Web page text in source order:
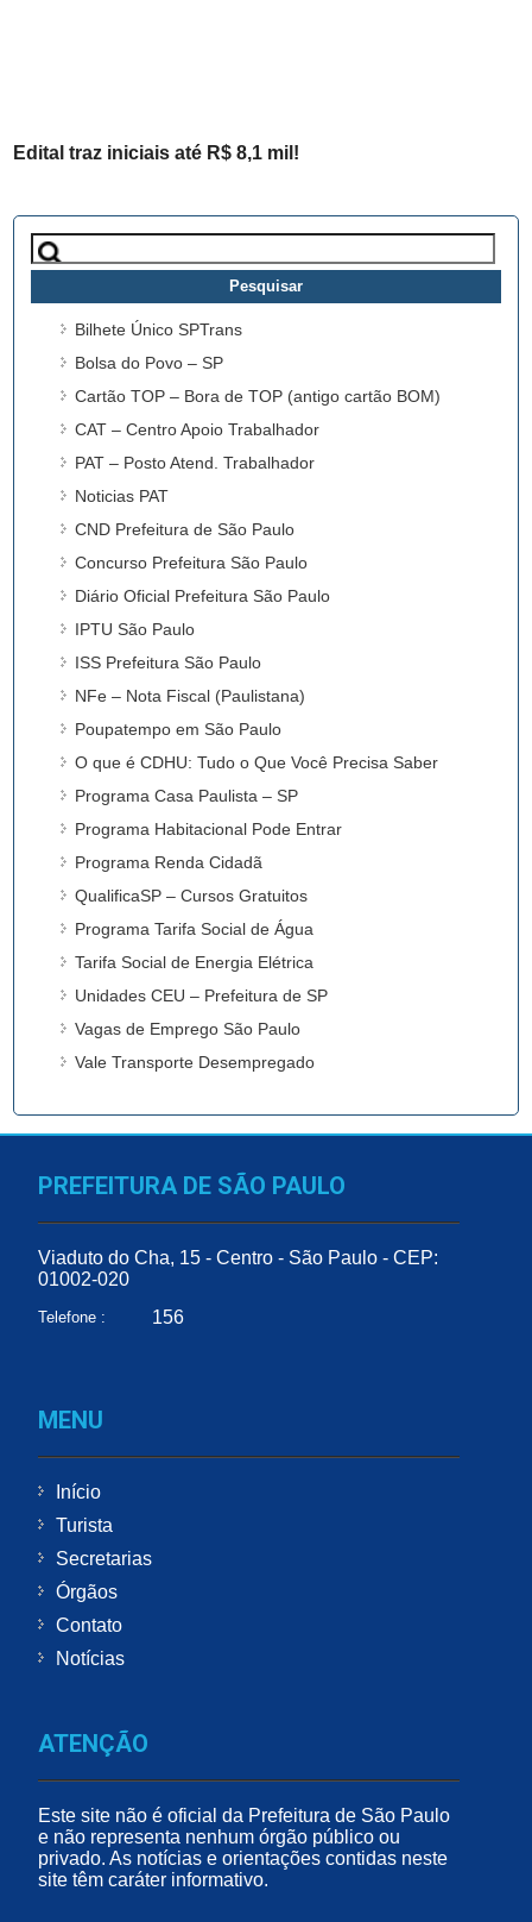
Edital traz iniciais até R$ 8,1 mil!
Pesquisar
por:
Bilhete Único SPTrans
Bolsa do Povo – SP
Cartão TOP – Bora de TOP (antigo cartão BOM)
CAT – Centro Apoio Trabalhador
PAT – Posto Atend. Trabalhador
Noticias PAT
CND Prefeitura de São Paulo
Concurso Prefeitura São Paulo
Diário Oficial Prefeitura São Paulo
IPTU São Paulo
ISS Prefeitura São Paulo
NFe – Nota Fiscal (Paulistana)
Poupatempo em São Paulo
O que é CDHU: Tudo o Que Você Precisa Saber
Programa Casa Paulista – SP
Programa Habitacional Pode Entrar
Programa Renda Cidadã
QualificaSP – Cursos Gratuitos
Programa Tarifa Social de Água
Tarifa Social de Energia Elétrica
Unidades CEU – Prefeitura de SP
Vagas de Emprego São Paulo
Vale Transporte Desempregado
PREFEITURA DE SÃO PAULO
Viaduto do Cha, 15 - Centro - São Paulo - CEP:
01002-020
Telefone : 156
MENU
Início
Turista
Secretarias
Órgãos
Contato
Notícias
ATENÇÃO
Este site não é oficial da Prefeitura de São Paulo
e não representa nenhum órgão público ou
privado. As notícias e orientações contidas neste
site têm caráter informativo.